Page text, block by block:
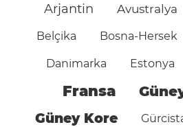
Arjantin Avustralya
Belçika Bosna-Hersek
Danimarka Estonya
Fransa
Güney Kore